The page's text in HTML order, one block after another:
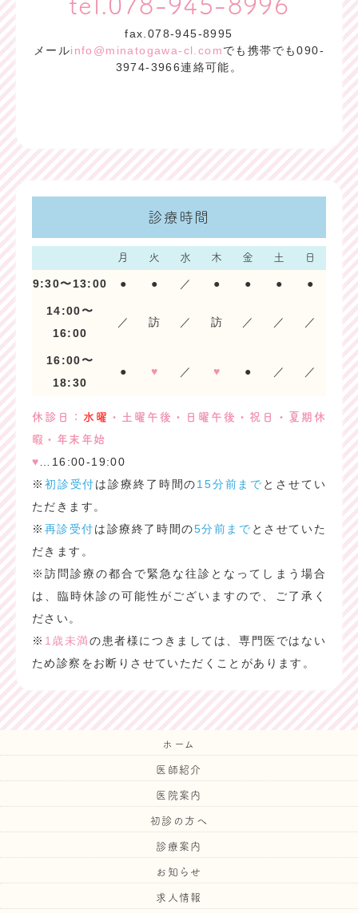
tel.078-945-8996
fax.078-945-8995
メールinfo@minatogawa-cl.comでも携帯でも090-
3974-3966連絡可能。
診療時間
月 火 水 木 金 土 日
9:30〜13:00 ● ● ／ ● ● ● ●
14:00〜
16:00
／ 訪 ／ 訪 ／ ／ ／
16:00〜
18:30
● ♥ ／ ♥ ● ／ ／
休診日： 水曜 ・土曜午後・日曜午後・祝日・夏期休
暇・年末年始
♥…16:00-19:00
※ 初診受付は診療終了時間の15分前まで とさせてい
ただきます。
※ 再診受付は診療終了時間の5分前まで とさせていた
だきます。
※訪問診療の都合で緊急な往診となってしまう場合
は、臨時休診の可能性がございますので、ご了承く
ださい。
※ 1歳未満の患者様につきましては、専門医ではない
ため診察をお断りさせていただくことがあります。
ホーム
医師紹介
医院案内
初診の方へ
診療案内
お知らせ
求人情報